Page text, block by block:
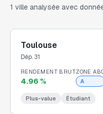
1 ville analysée avec
Toulouse
Dép.31
RENDEMENT BRUT
4.96 %
ZONE
A
Plus-value Étudiant